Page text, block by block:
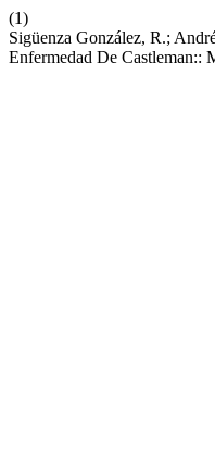
(1)
Sigüenza González, R.;
Enfermedad De Castleman::